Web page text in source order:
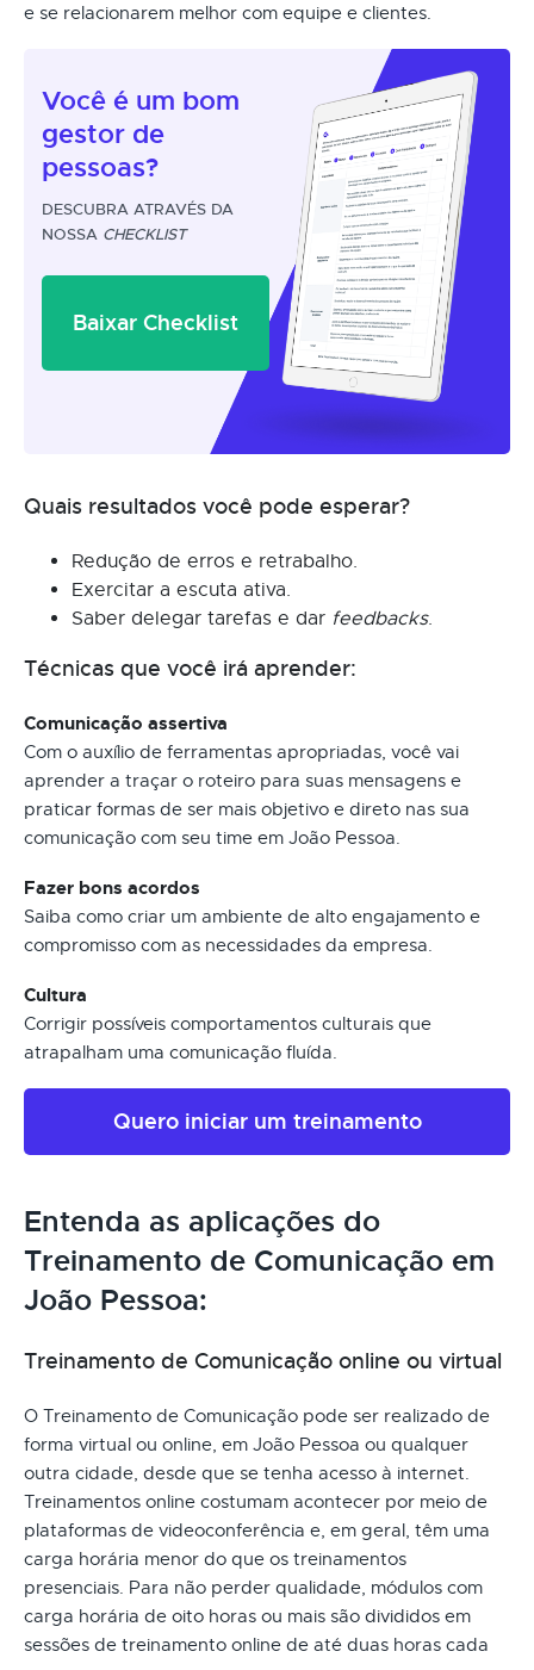
e se relacionarem melhor com equipe e clientes.
Você é um bom
gestor de
pessoas?
DESCUBRA ATRAVÉS DA
NOSSA CHECKLIST
Baixar Checklist
Quais resultados você pode esperar?
Redução de erros e retrabalho.
Exercitar a escuta ativa.
Saber delegar tarefas e dar feedbacks.
Técnicas que você irá aprender:
Comunicação assertiva
Com o auxílio de ferramentas apropriadas, você vai
aprender a traçar o roteiro para suas mensagens e
praticar formas de ser mais objetivo e direto nas sua
comunicação com seu time em João Pessoa.
Fazer bons acordos
Saiba como criar um ambiente de alto engajamento e
compromisso com as necessidades da empresa.
Cultura
Corrigir possíveis comportamentos culturais que
atrapalham uma comunicação fluída.
Quero iniciar um treinamento
Entenda as aplicações do
Treinamento de Comunicação em
João Pessoa:
Treinamento de Comunicação online ou virtual
O Treinamento de Comunicação pode ser realizado de
forma virtual ou online, em João Pessoa ou qualquer
outra cidade, desde que se tenha acesso à internet.
Treinamentos online costumam acontecer por meio de
plataformas de videoconferência e, em geral, têm uma
carga horária menor do que os treinamentos
presenciais. Para não perder qualidade, módulos com
carga horária de oito horas ou mais são divididos em
sessões de treinamento online de até duas horas cada